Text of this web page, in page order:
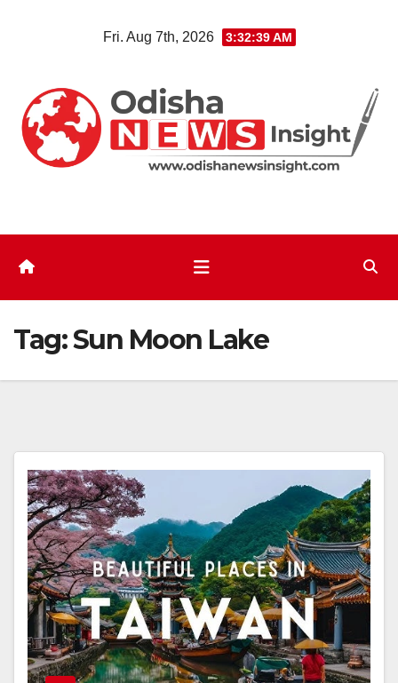
Fri. Aug 7th, 2026 3:32:39 AM
Tag:Sun Moon Lake